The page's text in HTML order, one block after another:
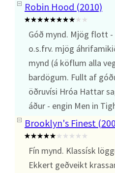
Robin Hood (2010)
Góð mynd. Mjög flott
o.s.frv. mjög
mynd (á köflum alla
bardögum. Fullt af
öðruvísi Hróa Hattar
áður - engin Men in
Brooklyn's Finest
Fín mynd. Klassísk
Ekkert geðveikt